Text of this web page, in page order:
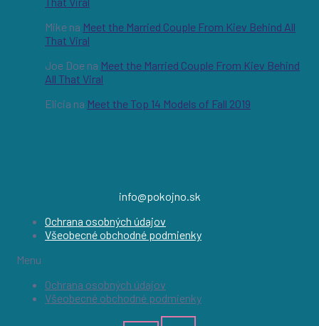
Mike na Meet the Married Couple From Kiev Behind All
That Viral
Joe Doe na Meet the Married Couple From Kiev Behind
All That Viral
Elicia na Meet the Top 14 Models of Fall 2019
info@pokojno.sk
Ochrana osobných údajov
Všeobecné obchodné podmienky
Menu
Ochrana osobných údajov
Všeobecné obchodné podmienky